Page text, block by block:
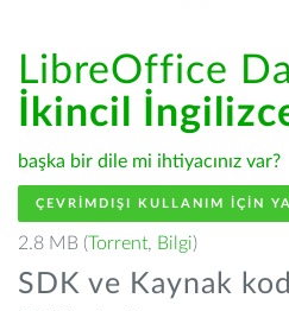
LibreOffice
İkincil
başka bir dile mi ihtiyacınız var?
ÇEVRIMDIŞI KULLANIM IÇIN
2.8 MB (Torrent, Bilgi)
SDK ve Kaynak